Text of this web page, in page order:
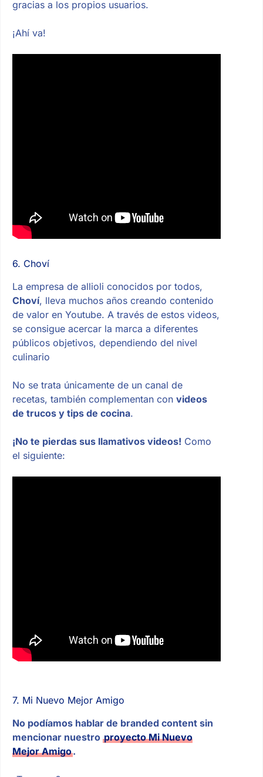
gracias a los propios usuarios.
¡Ahí va!
6. Choví
La empresa de allioli conocidos por todos,
Choví, lleva muchos años creando contenido
de valor en Youtube. A través de estos videos,
se consigue acercar la marca a diferentes
públicos objetivos, dependiendo del nivel
culinario
No se trata únicamente de un canal de
recetas, también complementan con videos
de trucos y tips de cocina.
¡No te pierdas sus llamativos videos! Como
el siguiente:
7. Mi Nuevo Mejor Amigo
No podíamos hablar de branded content sin
mencionar nuestro proyecto Mi Nuevo
Mejor Amigo.